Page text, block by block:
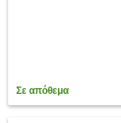
Σε απόθεμα